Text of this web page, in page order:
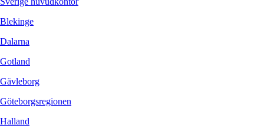
Blekinge
Dalarna
Gotland
Gävleborg
Göteborgsregionen
Halland